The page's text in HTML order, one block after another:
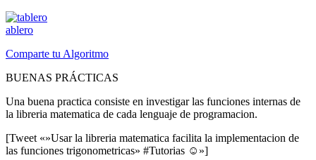
ablero
Comparte tu Algoritmo
BUENAS PRÁCTICAS
Una buena practica consiste en investigar las funciones internas de
la libreria matematica de cada lenguaje de programacion.
[Tweet «»Usar la libreria matematica facilita la implementacion de
las funciones trigonometricas» #Tutorias ☺»]